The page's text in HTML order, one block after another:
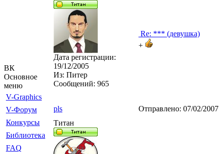
ВК
Основное
меню
V-Graphics
V-Форум
Конкурсы
Библиотека
FAQ
Дата регистрации:
19/12/2005
Из: Питер
Сообщений: 965
Re: *** (девушка)
+
pls Отправлено: 07/02/
Титан